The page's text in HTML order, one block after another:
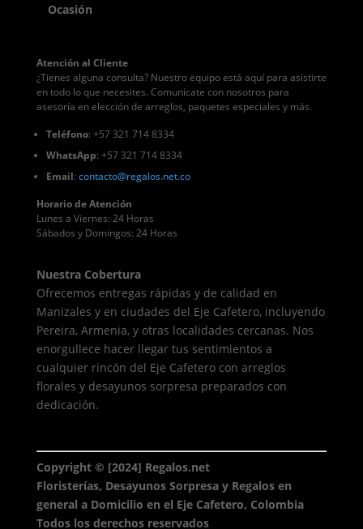
Ocasión
Atención al Cliente
¿Tienes alguna consulta? Nuestro equipo está aquí para asistirte
en todo lo que necesites. Comunícate con nosotros para
asesoría en elección de arreglos, paquetes especiales y más.
Teléfono: +57 321 714 8334
WhatsApp: +57 321 714 8334
Email: contacto@regalos.net.co
Horario de Atención
Lunes a Viernes: 24 Horas
Sábados y Domingos: 24 Horas
Nuestra Cobertura
Ofrecemos entregas rápidas y de calidad en
Manizales y en ciudades del Eje Cafetero, incluyendo
Pereira, Armenia, y otras localidades cercanas. Nos
enorgullece hacer llegar tus sentimientos a
cualquier rincón del Eje Cafetero con arreglos
florales y desayunos sorpresa preparados con
dedicación.
Copyright © [2024] Regalos.net
Floristerías, Desayunos Sorpresa y Regalos en
general a Domicilio en el Eje Cafetero, Colombia
Todos los derechos reservados